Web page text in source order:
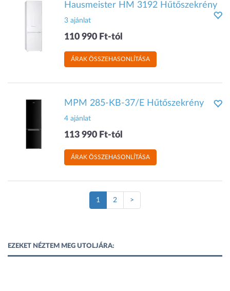
Hausmeister HM 3192 Hűtőszekrény
3 ajánlat
110 990 Ft-tól
ÁRAK ÖSSZEHASONLÍTÁSA
MPM 285-KB-37/E Hűtőszekrény
4 ajánlat
113 990 Ft-tól
ÁRAK ÖSSZEHASONLÍTÁSA
1 (Jelenlegi
oldal)
2 >
EZEKET NÉZTEM MEG UTOLJÁRA: